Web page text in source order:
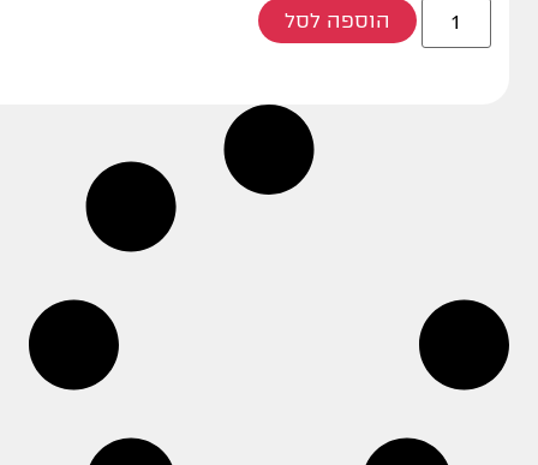
הוספה לסל